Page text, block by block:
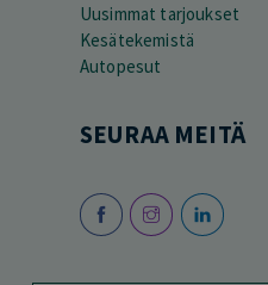
Uusimmat tarjoukset
Kesätekemistä
Autopesut
SEURAA MEITÄ